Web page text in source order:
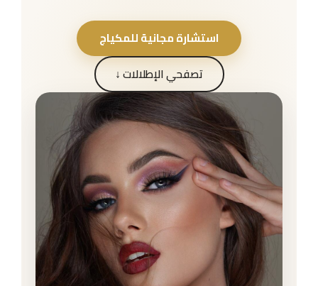
استشارة مجانية للمكياج
تصفحي الإطلالات ↓